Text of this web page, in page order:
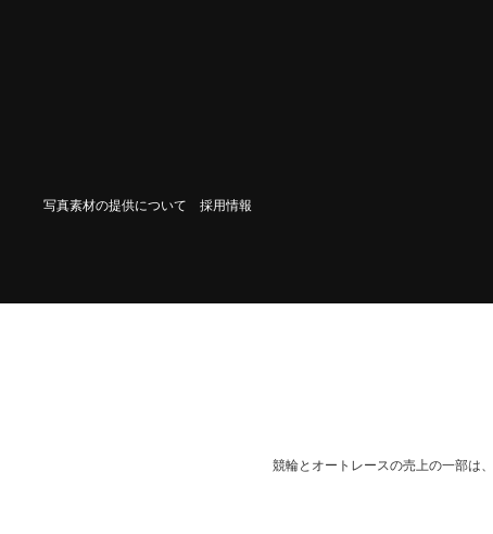
写真素材の提供について 採用情報
競輪とオートレースの売上の一部は、